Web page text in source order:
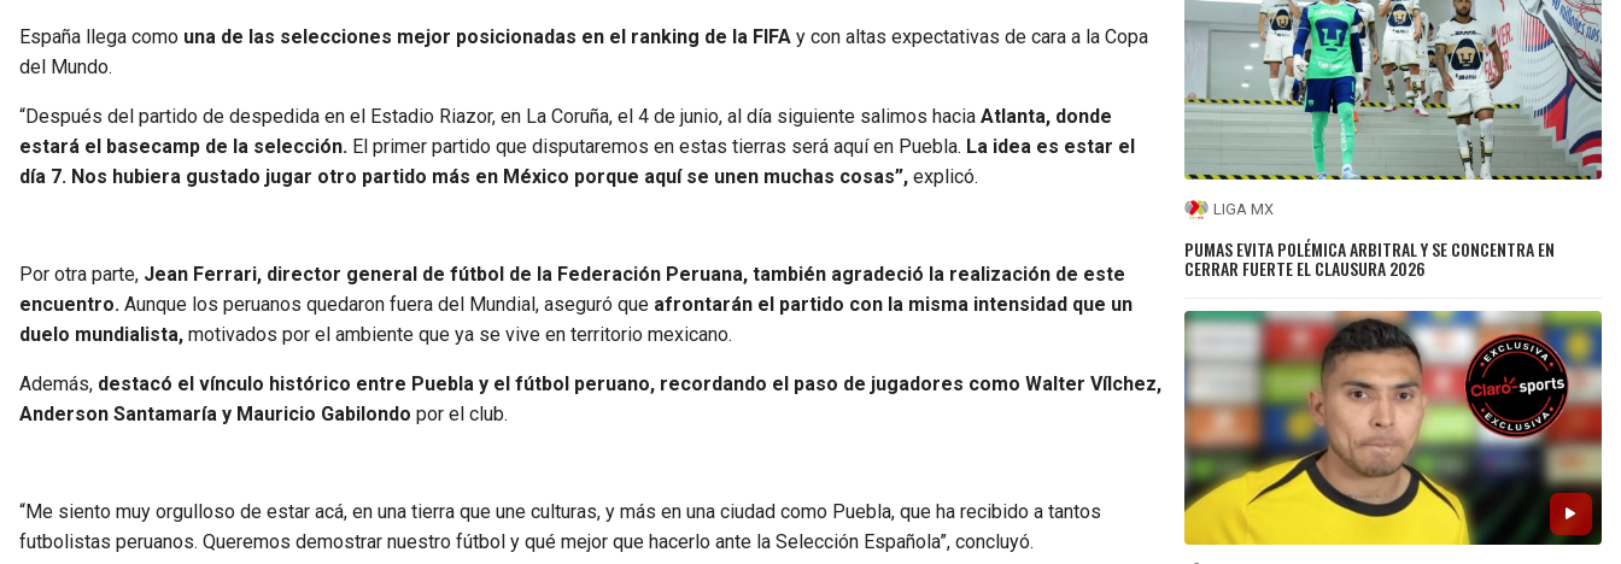
España llega como una de las selecciones mejor posicionadas en el ranking de la FIFA y con altas expectativas de cara a la Copa
del Mundo.
“Después del partido de despedida en el Estadio Riazor, en La Coruña, el 4 de junio, al día siguiente salimos hacia Atlanta, donde
estará el basecamp de la selección. El primer partido que disputaremos en estas tierras será aquí en Puebla. La idea es estar el
día 7. Nos hubiera gustado jugar otro partido más en México porque aquí se unen muchas cosas”, explicó.
Por otra parte, Jean Ferrari, director general de fútbol de la Federación Peruana, también agradeció la realización de este
encuentro. Aunque los peruanos quedaron fuera del Mundial, aseguró que afrontarán el partido con la misma intensidad que un
duelo mundialista, motivados por el ambiente que ya se vive en territorio mexicano.
Además, destacó el vínculo histórico entre Puebla y el fútbol peruano, recordando el paso de jugadores como Walter Vílchez,
Anderson Santamaría y Mauricio Gabilondo por el club.
“Me siento muy orgulloso de estar acá, en una tierra que une culturas, y más en una ciudad como Puebla, que ha recibido a tantos
futbolistas peruanos. Queremos demostrar nuestro fútbol y qué mejor que hacerlo ante la Selección Española”, concluyó.
LIGA MX
PUMAS EVITA POLÉMICA ARBITRAL Y SE CONCENTRA EN
CERRAR FUERTE EL CLAUSURA 2026